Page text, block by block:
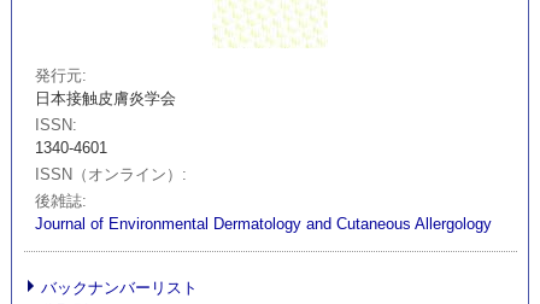
発行元
日本接触皮膚炎学会
ISSN
1340-4601
ISSN（オンライン）
後雑誌
Journal of Environmental Dermatology and Cutaneous Allergology
バックナンバーリスト